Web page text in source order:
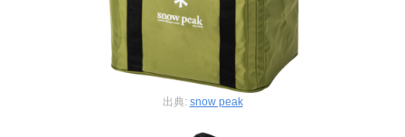
出典: snow peak